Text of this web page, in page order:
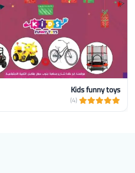
Kids funny toys
(4)